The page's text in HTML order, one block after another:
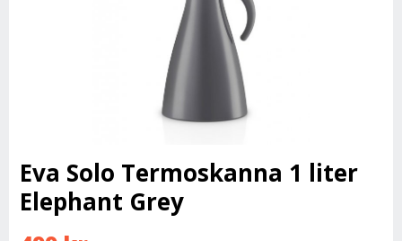
Eva Solo Termoskanna 1 liter
Elephant Grey